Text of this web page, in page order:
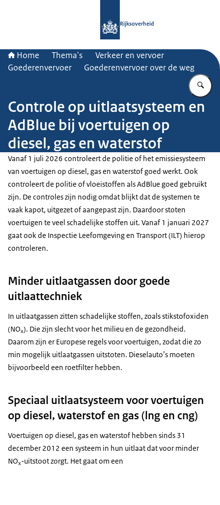
Rijksoverheid
Home Thema's
Verkeer en vervoer
Goederenvervoer
Goederenvervoer over de weg
Controle op uitlaatsysteem en
AdBlue bij voertuigen op
diesel, gas en waterstof
Vanaf 1 juli 2026 controleert de politie of het emissiesysteem
van voertuigen op diesel, gas en waterstof goed werkt. Ook
controleert de politie of vloeistoffen als AdBlue goed gebruikt
zijn. De controles zijn nodig omdat blijkt dat de systemen te
vaak kapot, uitgezet of aangepast zijn. Daardoor stoten
voertuigen te veel schadelijke stoffen uit. Vanaf 1 januari 2027
gaat ook de Inspectie Leefomgeving en Transport (ILT) hierop
controleren.
Minder uitlaatgassen door goede
uitlaattechniek
In uitlaatgassen zitten schadelijke stoffen, zoals stikstofoxiden
(NOx). Die zijn slecht voor het milieu en de gezondheid.
Daarom zijn er Europese regels voor voertuigen, zodat die zo
min mogelijk uitlaatgassen uitstoten. Dieselauto’s moeten
bijvoorbeeld een roetfilter hebben.
Speciaal uitlaatsysteem voor voertuigen
op diesel, waterstof en gas (lng en cng)
Voertuigen op diesel, gas en waterstof hebben sinds 31
december 2012 een systeem in hun uitlaat dat voor minder
NOx-uitstoot zorgt. Het gaat om een